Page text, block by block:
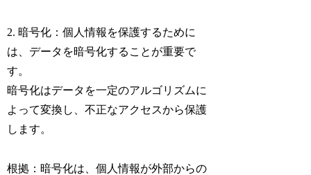
2. 暗号化：個人情報を保護するために
は、データを暗号化することが重要で
す。
暗号化はデータを一定のアルゴリズムに
よって変換し、不正なアクセスから保護
します。
根拠：暗号化は、個人情報が外部からの